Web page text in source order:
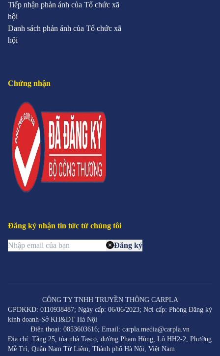
Tiếp nhận phản ánh của Tổ chức xã
hội
Danh sách phản ánh của Tổ chức xã
hội
Chứng nhận
Đăng ký nhận tin tức từ chúng tôi
Đăng ký
CÔNG TY TNHH TRUYỀN THÔNG CARPLA
GPDKKD: 0110938487; Ngày cấp: 06/06/2023; Nơi cấp: Phòng Đăng ký
kinh doanh-Sở KH&ĐT Hà Nội
Điện thoại: 0853603616; Email: carpla.media@carpla.vn
Địa chỉ: Tầng 25, tòa nhà Tasco, đường Phạm Hùng, Lô HH2-2, Phường
Mễ Trì, Quận Nam Từ Liêm, Thành phố Hà Nội, Việt Nam